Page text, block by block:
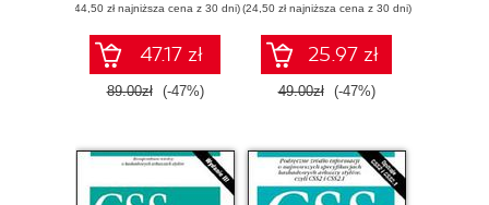
Wydanie V
(44,50 zł najniższa cena z 30 dni)
47.17 zł
89.00zł (-47%)
WWW. Smashing
Magazine
(24,50 zł najniższa cena z 30 dni)
25.97 zł
49.00zł (-47%)